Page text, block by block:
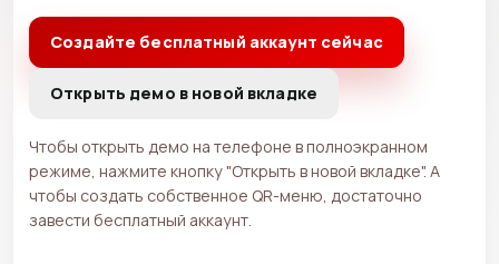
Создайте бесплатный аккаунт сейчас
Открыть демо в новой вкладке
Чтобы открыть демо на телефоне в полноэкранном
режиме, нажмите кнопку "Открыть в новой вкладке". А
чтобы создать собственное QR-меню, достаточно
завести бесплатный аккаунт.